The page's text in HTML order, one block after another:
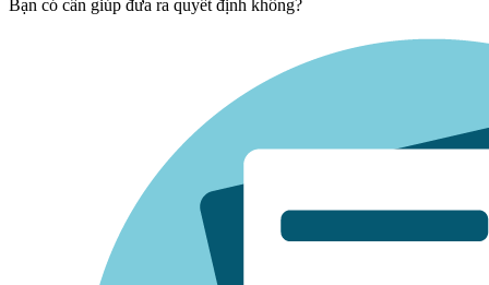
Bạn có cần giúp đưa ra quyết định không?